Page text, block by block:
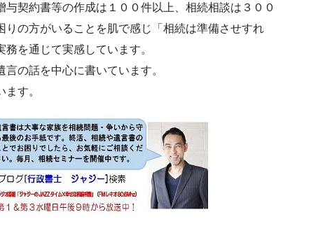
契約書等の作成は１００件以上、相続相談は３００
の方がいることを肌で感じ「相続は準備させすれ
を通じて実感しています。
の話を中心に書いています。
す。